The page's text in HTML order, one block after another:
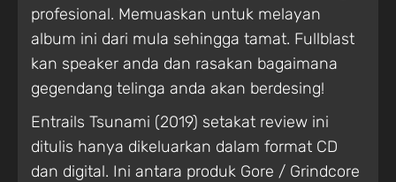
profesional. Memuaskan untuk melayan
album ini dari mula sehingga tamat. Fullblast
kan speaker anda dan rasakan bagaimana
gegendang telinga anda akan berdesing!
Entrails Tsunami (2019) setakat review ini
ditulis hanya dikeluarkan dalam format CD
dan digital. Ini antara produk Gore / Grindcore